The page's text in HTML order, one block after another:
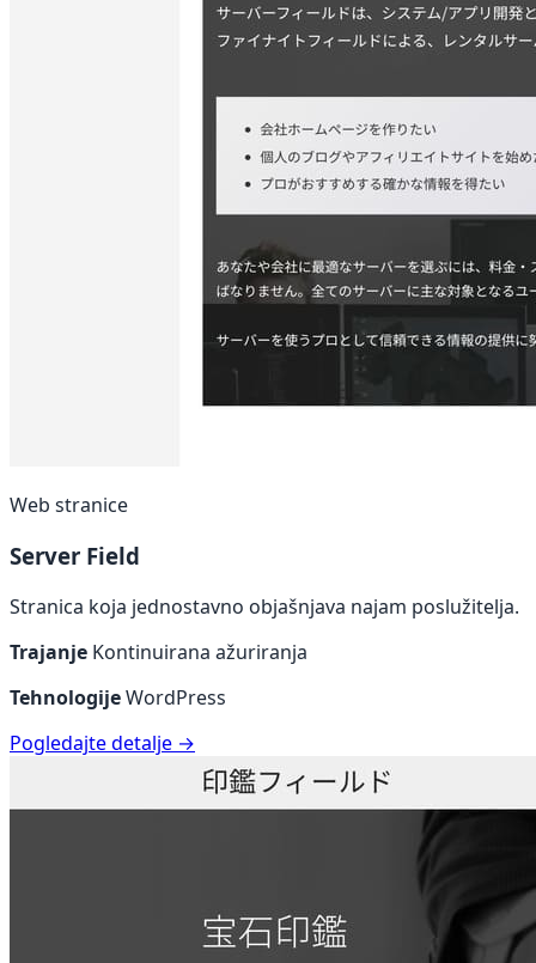
Web stranice
Server Field
Stranica koja jednostavno objašnjava najam poslužitelja.
Trajanje Kontinuirana ažuriranja
TehnologijeWordPress
Pogledajte detalje →